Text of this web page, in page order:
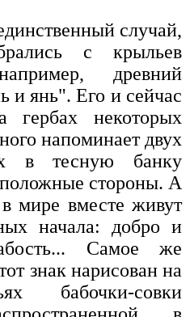
случай,
с крыльев
древний
и янь". Его и сейчас
гербах некоторых
напоминает двух
в тесную банку
стороны. А
мире вместе живут
начала: добро и
Самое же
знак нарисован на
бабочки-совки